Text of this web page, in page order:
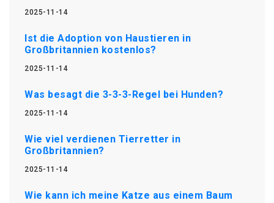
2025-11-14
Ist die Adoption von Haustieren in
Großbritannien kostenlos?
2025-11-14
Was besagt die 3-3-3-Regel bei Hunden?
2025-11-14
Wie viel verdienen Tierretter in
Großbritannien?
2025-11-14
Wie kann ich meine Katze aus einem Baum